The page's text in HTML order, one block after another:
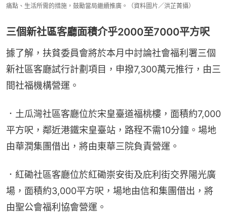
痛點、生活所需的措施，鼓勵當局繼續推廣。（資料圖片／洪芷菁攝）
三個新社區客廳面積介乎2000至7000平方呎
據了解，扶貧委員會將於本月中討論社會福利署三個
新社區客廳試行計劃項目，申撥7,300萬元推行，由三
間社福機構營運。
．土瓜灣社區客廳位於宋皇臺道福桃樓，面積約7,000
平方呎，鄰近港鐵宋皇臺站，路程不需10分鐘。場地
由華潤集團借出，將由東華三院負責營運。
．紅磡社區客廳位於紅磡崇安街及庇利街交界陽光廣
場，面積約3,000平方呎，場地由信和集團借出，將
由聖公會福利協會營運。